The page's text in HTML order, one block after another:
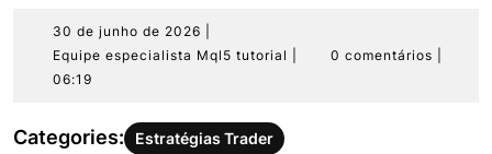
30 de junho de 2026
de
2026
Equipe especialista Mql5 tutorial
Equipe0 comentários
06:19
Categories: Estratégias Trader